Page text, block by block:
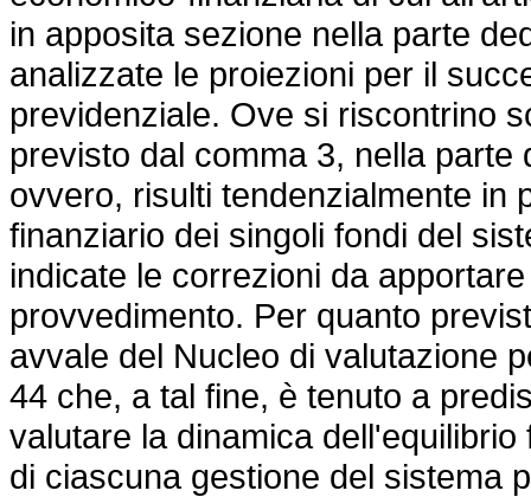
in apposita sezione nella parte
analizzate le proiezioni per il
previdenziale. Ove si riscontrino
previsto dal comma 3, nella parte
ovvero, risulti tendenzialmente in
finanziario dei singoli fondi del
indicate le correzioni da
provvedimento. Per quanto
avvale del Nucleo di valutazione
44 che, a tal fine, è tenuto a
valutare la dinamica
di ciascuna gestione del sistema